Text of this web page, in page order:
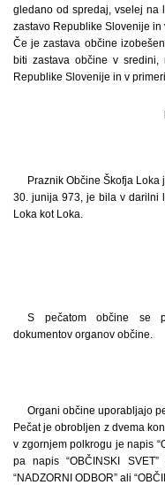
gledano od spredaj, vselej na
zastavo Republike Slovenije in
Če je zastava občine
biti zastava občine v
Republike Slovenije in v
Praznik Občine Škofja Loka
30. junija 973, je bila v darilni
Loka kot Loka.
S pečatom občine se
dokumentov organov občine.
Organi občine uporabljajo
Pečat je obrobljen z dvema
v zgornjem polkrogu je napis
pa napis “OBČINSKI SVET”
“NADZORNI ODBOR” ali